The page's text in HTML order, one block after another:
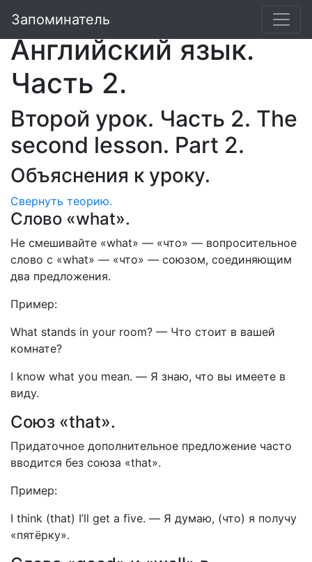
Запоминатель
Валентина Скультэ.
Английский язык.
Часть 2.
Второй урок. Часть 2. The
second lesson. Part 2.
Объяснения к уроку.
Свернуть теорию.
Слово «what».
He смешивайте «what» — «что» — вопросительное
слово с «what» — «что» — союзом, соединяющим
два предложения.
Пример:
What stands in your room? — Что стоит в вашей
комнате?
I know what you mean. — Я знаю, что вы имеете в
виду.
Союз «that».
Придаточное дополнительное предложение часто
вводится без союза «that».
Пример:
I think (that) I’ll get a five. — Я думаю, (что) я получу
«пятёрку».